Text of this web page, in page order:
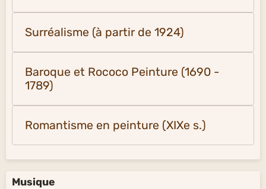
Surréalisme (à partir de 1924)
Baroque et Rococo Peinture (1690 -
1789)
Romantisme en peinture (XIXe s.)
Musique